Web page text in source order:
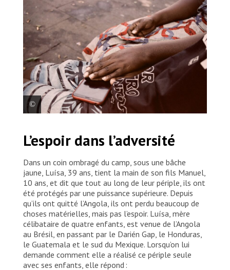
demande comment elle a réussi à mener à bien ce
périple tout en s’occupant de ses enfants en tant que
et nous avons eu la chance d’avancer sans aucun
problème. » Mexique, 2025. © MSF
L’espoir dans l’adversité
Dans un coin ombragé du camp, sous une bâche
jaune, Luísa, 39 ans, tient la main de son fils Manuel,
10 ans, et dit que tout au long de leur périple, ils ont
été protégés par une puissance supérieure. Depuis
qu’ils ont quitté l’Angola, ils ont perdu beaucoup de
choses matérielles, mais pas l’espoir. Luísa, mère
célibataire de quatre enfants, est venue de l’Angola
au Brésil, en passant par le Darién Gap, le Honduras,
le Guatemala et le sud du Mexique. Lorsqu’on lui
demande comment elle a réalisé ce périple seule
avec ses enfants, elle répond :